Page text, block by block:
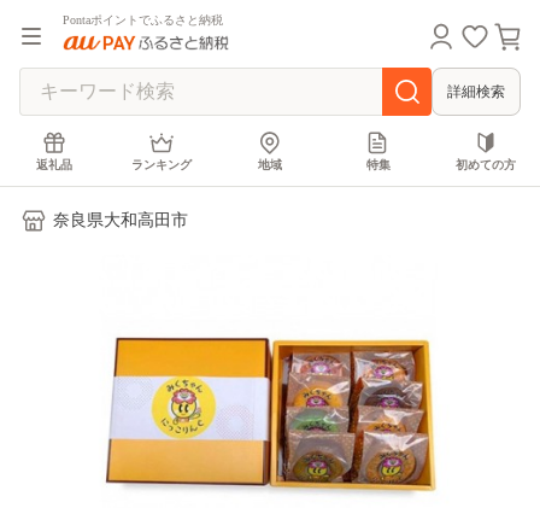
Pontaポイントでふるさと納税
詳細検索
返礼品 ランキング 地域 特集 初めての方
奈良県大和高田市